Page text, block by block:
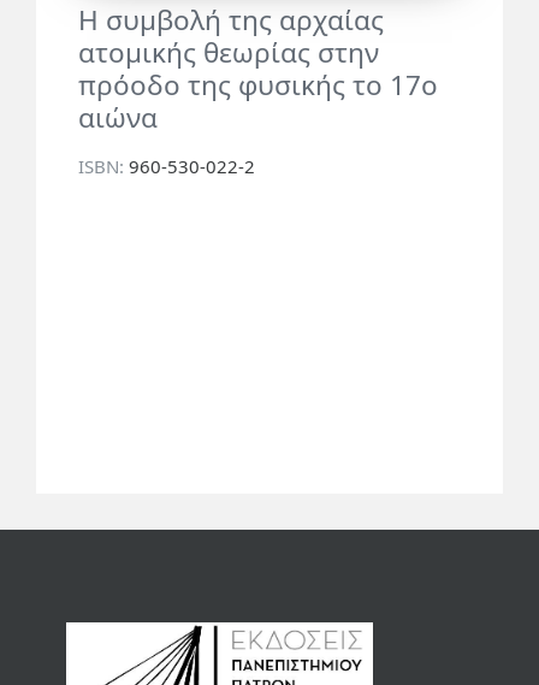
Η συμβολή της αρχαίας
ατομικής θεωρίας στην
πρόοδο της φυσικής το 17ο
αιώνα
ISBN: 960-530-022-2